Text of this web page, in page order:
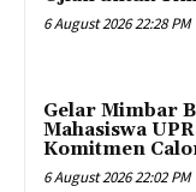
6 August 2026 22:28 PM
Gelar Mimbar
Mahasiswa
Komitmen
6 August 2026 22:02 PM